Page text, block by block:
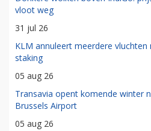
vloot weg
31 jul 26
KLM annuleert meerdere
staking
05 aug 26
Transavia opent komende winter
Brussels Airport
05 aug 26